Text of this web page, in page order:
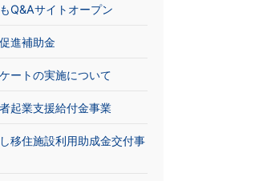
Q&Aサイトオープン
進補助金
ートの実施について
起業支援給付金事業
移住施設利用助成金交付事